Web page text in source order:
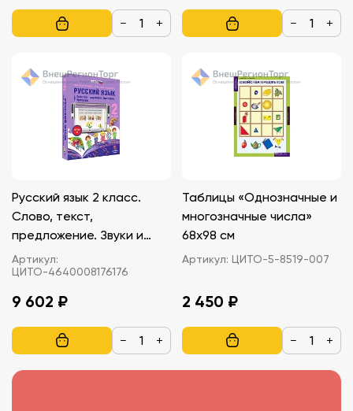
− + − +
Русский язык 2 класс.
Слово, текст,
предложение. Звуки и
буквы. Орфография
Артикул:
ЦИТО-4640008176176
9 602 ₽
− +
Таблицы «Однозначные и
многозначные числа»
68х98 см
Артикул: ЦИТО-5-8519-007
2 450 ₽
− +